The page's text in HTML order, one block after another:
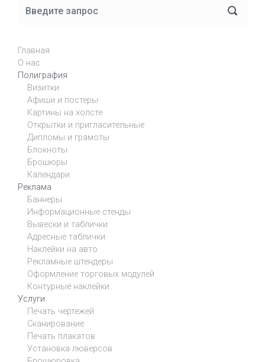
Главная
О нас
Полиграфия
Визитки
Афиши и постеры
Картины на холсте
Открытки и пригласительные
Дипломы и грамоты
Блокноты
Брошюры
Календари
Реклама
Баннеры
Информационные стенды
Вывески и таблички
Адресные таблички
Наклейки на авто
Рекламные штендеры
Оформление торговых модулей
Контурные наклейки
Услуги
Печать чертежей
Сканирование
Печать плакатов
Установка люверсов